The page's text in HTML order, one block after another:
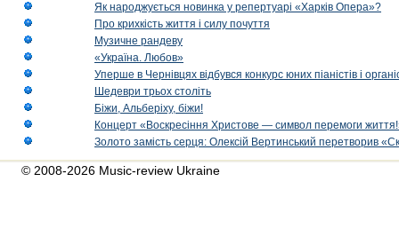
Як народжується новинка у репертуарі «Харків Опера»?
Про крихкість життя і силу почуття
Музичне рандеву
«Україна. Любов»
Уперше в Чернівцях відбувся конкурс юних піаністів і
Шедеври трьох століть
Біжи, Альберіху, біжи!
Концерт «Воскресіння Христове — символ перемоги
Золото замість серця: Олексій Вертинський перетворив
© 2008-2026 Music-review Ukraine